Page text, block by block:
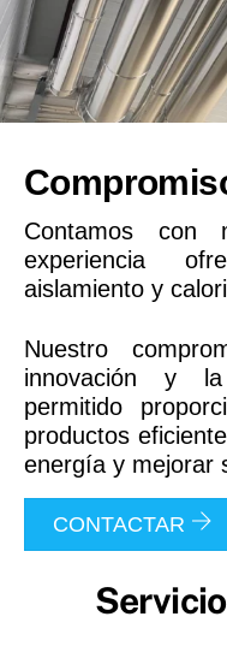
Contamos
experiencia
aislamiento y
Nuestro
innovación y
permitido
productos
energía y mejorar
CONTACTAR